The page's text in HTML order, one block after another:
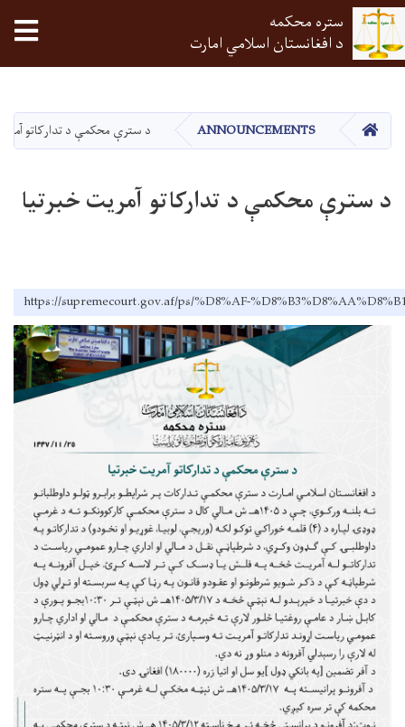
دانګل
ستره محکمه
د افغانستان اسلامي امارت
HOME
ANNOUNCEMENTS د سترې محکمې د تدارکاتو
د سترې محکمې د تدارکاتو آمریت خبرتیا
https://supremecourt.gov.af/ps/%D8%AF-